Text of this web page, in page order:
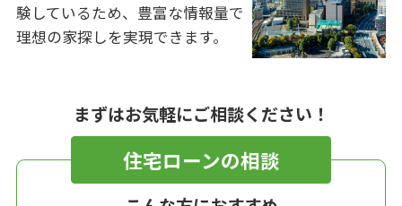
験しているため、豊富な情報量で
理想の家探しを実現できます。
まずはお気軽にご相談ください！
住宅ローンの相談